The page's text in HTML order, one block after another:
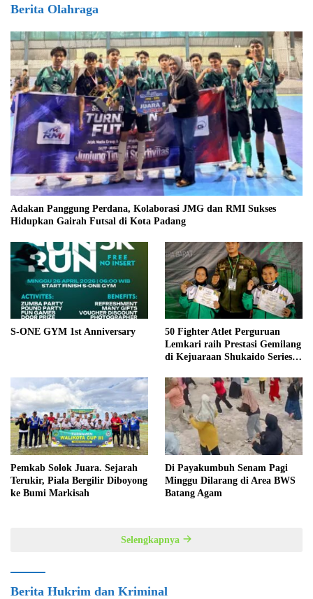
Berita Olahraga
Adakan Panggung Perdana, Kolaborasi JMG dan RMI Sukses
Hidupkan Gairah Futsal di Kota Padang
S-ONE GYM 1st Anniversary
50 Fighter Atlet Perguruan
Lemkari raih Prestasi Gemilang
di Kejuaraan Shukaido Series 1
Pemkab Solok Juara. Sejarah
Terukir, Piala Bergilir Diboyong
ke Bumi Markisah
Di Payakumbuh Senam Pagi
Minggu Dilarang di Area BWS
Batang Agam
Selengkapnya
Berita Hukrim dan Kriminal